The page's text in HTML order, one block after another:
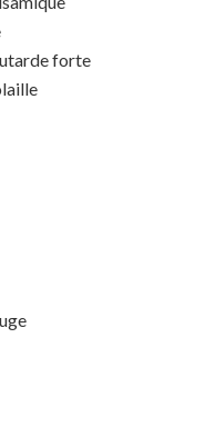
forte